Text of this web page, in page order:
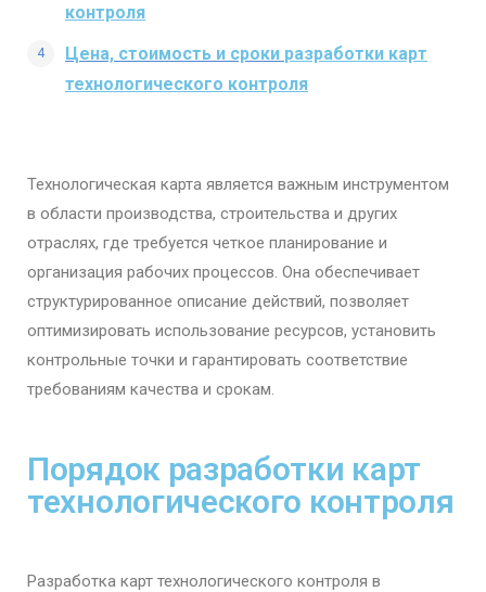
контроля
Цена, стоимость и сроки разработки карт
технологического контроля
Технологическая карта является важным инструментом
в области производства, строительства и других
отраслях, где требуется четкое планирование и
организация рабочих процессов. Она обеспечивает
структурированное описание действий, позволяет
оптимизировать использование ресурсов, установить
контрольные точки и гарантировать соответствие
требованиям качества и срокам.
Порядок разработки карт
технологического контроля
Разработка карт технологического контроля в